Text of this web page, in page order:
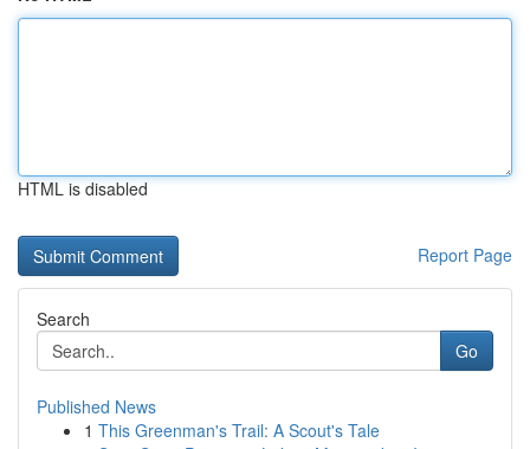
HTML is disabled
Report Page
Search
Go
Published News
1 This Greenman's Trail: A Scout's Tale